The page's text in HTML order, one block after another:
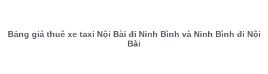
Bảng giá thuê xe taxi Nội Bài đi Ninh Bình và Ninh Bình đi Nội
Bài